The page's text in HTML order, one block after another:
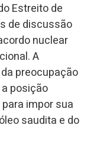
Estreito de
de discussão
nuclear
A
preocupação
posição
impor sua
saudita e do